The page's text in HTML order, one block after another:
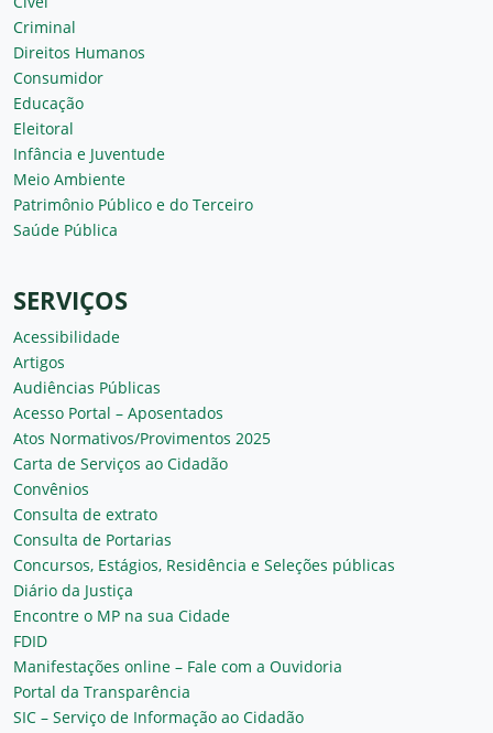
Criminal
Direitos Humanos
Consumidor
Educação
Eleitoral
Infância e Juventude
Meio Ambiente
Patrimônio Público e do Terceiro
Saúde Pública
SERVIÇOS
Acessibilidade
Artigos
Audiências Públicas
Acesso Portal – Aposentados
Atos Normativos/Provimentos 2025
Carta de Serviços ao Cidadão
Convênios
Consulta de extrato
Consulta de Portarias
Concursos, Estágios, Residência e Seleções públicas
Diário da Justiça
Encontre o MP na sua Cidade
FDID
Manifestações online – Fale com a Ouvidoria
Portal da Transparência
SIC – Serviço de Informação ao Cidadão